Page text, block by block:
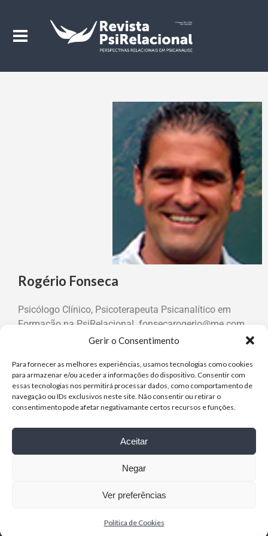
Gerir o Consentimento
Para fornecer as melhores experiências, usamos tecnologias como cookies
para armazenar e/ou aceder a informações do dispositivo. Consentir com
essas tecnologias nos permitirá processar dados, como comportamento de
navegação ou IDs exclusivos neste site. Não consentir ou retirar o
consentimento pode afetar negativamante certos recursos e funções.
Aceitar
Negar
Ver preferências
Política de Cookies
Rogério Fonseca
Psicólogo Clínico, Psicoterapeuta Psicanalítico em
Formação na PsiRelacional. fonsecarogerio@me.com
Outubro 2022
Transferência Erótica